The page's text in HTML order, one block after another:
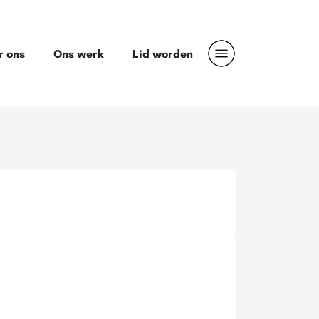
ons Ons werk Lid worden